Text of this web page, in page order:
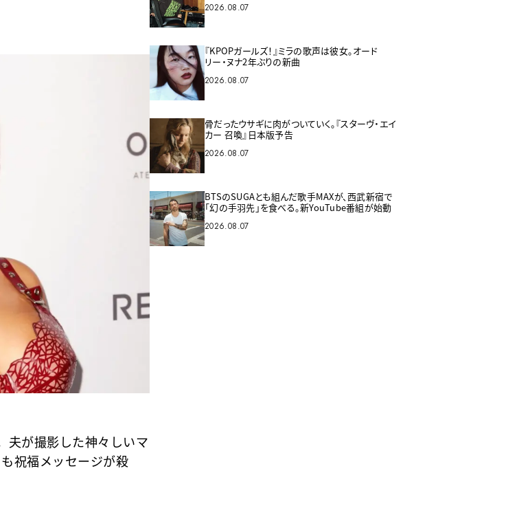
夫が撮影した神々しいマ
祝福メッセージが殺
2026.08.07
『KPOPガールズ！』ミラの歌声は彼女。オード
リー・ヌナ2年ぶりの新曲
2026.08.07
骨だったウサギに肉がついていく。『スターヴ・エイ
カー 召喚』日本版予告
2026.08.07
BTSのSUGAとも組んだ歌手MAXが、西武新宿で
「幻の手羽先」を食べる。新YouTube番組が始動
2026.08.07